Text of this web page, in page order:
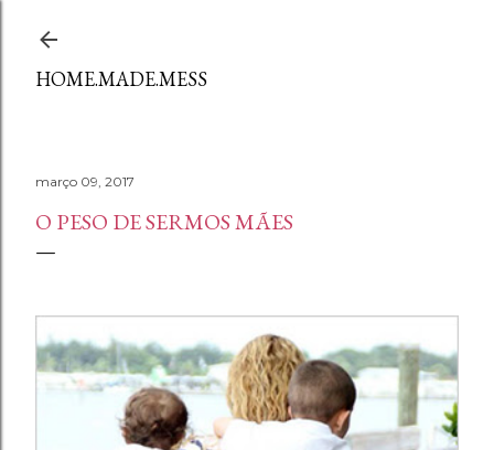
HOME.MADE.MESS
março 09, 2017
O PESO DE SERMOS MÃES